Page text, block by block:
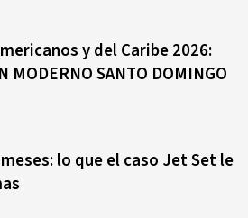
y del Caribe 2026:
MODERNO SANTO DOMINGO
lo que el caso Jet Set le